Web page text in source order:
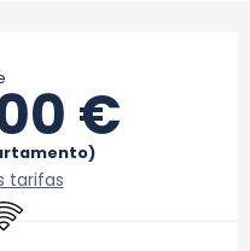
€
tarifas